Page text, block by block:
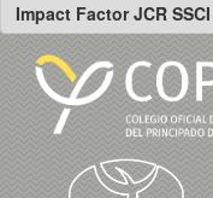
Impact Factor JCR